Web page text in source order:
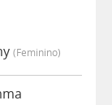
(feminino)